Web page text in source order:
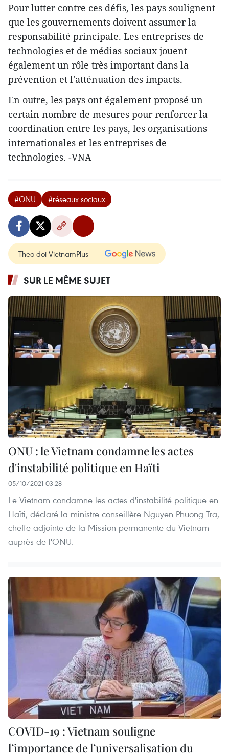
Pour lutter contre ces défis, les pays soulignent
que les gouvernements doivent assumer la
responsabilité principale. Les entreprises de
technologies et de médias sociaux jouent
également un rôle très important dans la
prévention et l'atténuation des impacts.
En outre, les pays ont également proposé un
certain nombre de mesures pour renforcer la
coordination entre les pays, les organisations
internationales et les entreprises de
technologies. -VNA
#ONU #réseaux sociaux
Theo dõi VietnamPlus
SUR LE MÊME SUJET
ONU : le Vietnam condamne les actes
d'instabilité politique en Haïti
05/10/2021 03:28
Le Vietnam condamne les actes d'instabilité politique en
Haïti, déclaré la ministre-conseillère Nguyen Phuong Tra,
cheffe adjointe de la Mission permanente du Vietnam
auprès de l'ONU.
COVID-19 : Vietnam souligne
l’importance de l’universalisation du